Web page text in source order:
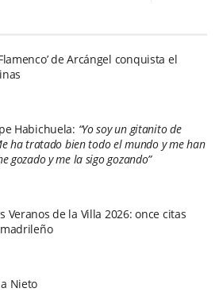
de Arcángel conquista el
Habichuela: “Yo soy un gitanito de
ha tratado bien todo el mundo y me han
gozado y me la sigo gozando”
Veranos de la Villa 2026: once citas
Nieto